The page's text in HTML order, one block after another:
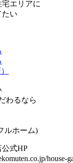
エリアに
い
わるなら
式HP
house-